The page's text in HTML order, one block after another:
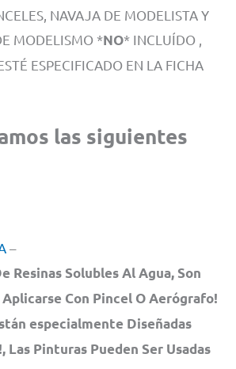
NAVAJA DE MODELISTA Y
MODELISMO *NO* INCLUÍDO ,
ESPECIFICADO EN LA FICHA
las siguientes
–
Resinas Solubles Al Agua, Son
Con Pincel O Aerógrafo!
especialmente Diseñadas
Las Pinturas Pueden Ser Usadas